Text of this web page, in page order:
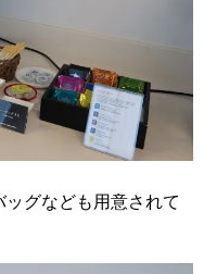
グなども用意されて